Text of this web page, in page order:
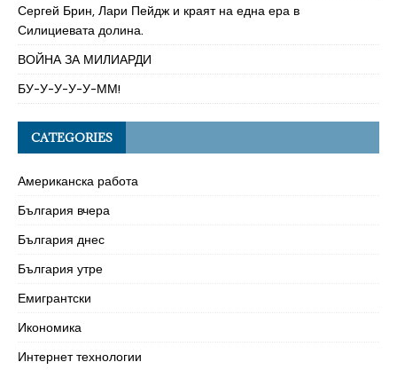
Сергей Брин, Лари Пейдж и краят на една ера в
Силициевата долина.
ВОЙНА ЗА МИЛИАРДИ
БУ-У-У-У-У-ММ!
CATEGORIES
Американска работа
България вчера
България днес
България утре
Емигрантски
Икономика
Интернет технологии